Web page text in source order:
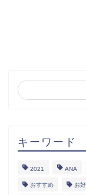
キーワード
2021 ANA
おすすめ お